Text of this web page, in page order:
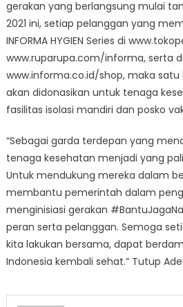
gerakan yang berlangsung mulai
2021 ini, setiap pelanggan yang
INFORMA HYGIEN Series di
www.ruparupa.com/informa, serta di
www.informa.co.id/shop, maka
akan didonasikan untuk tenaga
fasilitas isolasi mandiri dan posko
“Sebagai garda terdepan yang
tenaga kesehatan menjadi yang
Untuk mendukung mereka dalam
membantu pemerintah dalam
menginisiasi gerakan
peran serta pelanggan. Semoga
kita lakukan bersama, dapat
Indonesia kembali sehat.” Tutup